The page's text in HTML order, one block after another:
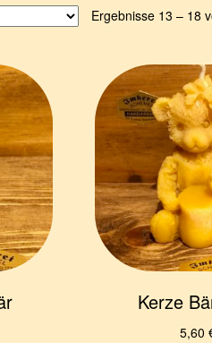
Ergebnisse 13 – 18
Kerze
5,60